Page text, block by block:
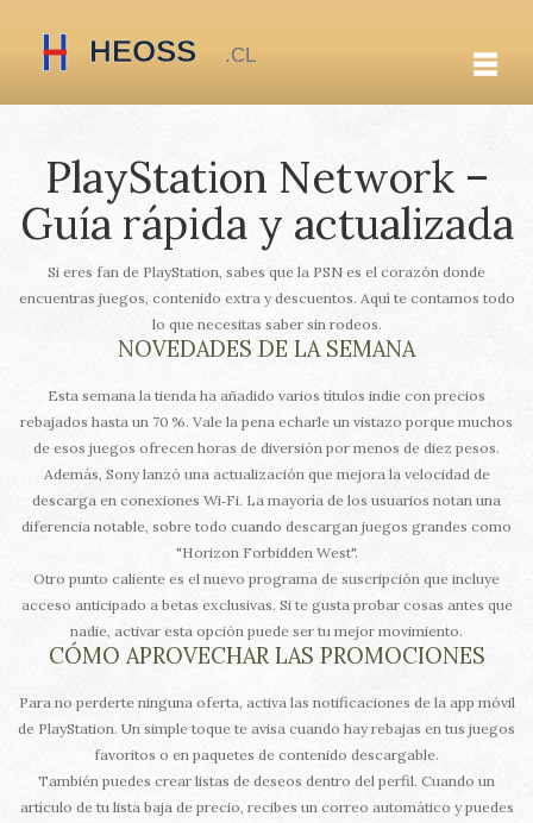
PlayStation Network –
Guía rápida y actualizada
Si eres fan de PlayStation, sabes que la PSN es el corazón donde
encuentras juegos, contenido extra y descuentos. Aquí te contamos todo
lo que necesitas saber sin rodeos.
NOVEDADES DE LA SEMANA
Esta semana la tienda ha añadido varios títulos indie con precios
rebajados hasta un 70 %. Vale la pena echarle un vistazo porque muchos
de esos juegos ofrecen horas de diversión por menos de diez pesos.
Además, Sony lanzó una actualización que mejora la velocidad de
descarga en conexiones Wi‑Fi. La mayoría de los usuarios notan una
diferencia notable, sobre todo cuando descargan juegos grandes como
"Horizon Forbidden West".
Otro punto caliente es el nuevo programa de suscripción que incluye
acceso anticipado a betas exclusivas. Si te gusta probar cosas antes que
nadie, activar esta opción puede ser tu mejor movimiento.
CÓMO APROVECHAR LAS PROMOCIONES
Para no perderte ninguna oferta, activa las notificaciones de la app móvil
de PlayStation. Un simple toque te avisa cuando hay rebajas en tus juegos
favoritos o en paquetes de contenido descargable.
También puedes crear listas de deseos dentro del perfil. Cuando un
artículo de tu lista baja de precio, recibes un correo automático y puedes